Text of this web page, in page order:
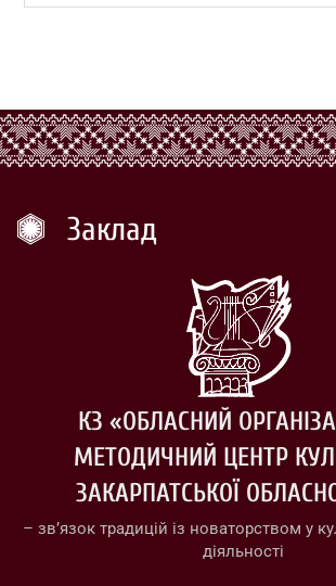
Заклад
КЗ «ОБЛАСНИЙ
МЕТОДИЧНИЙ ЦЕНТР
ЗАКАРПАТСЬКОЇ
– зв’язок традицій із новаторством у
діяльності